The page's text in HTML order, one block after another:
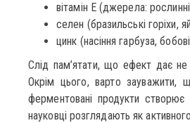
вітамін E (джерела: рослинні
селен (бразильські горіхи,
цинк (насіння гарбуза,
Слід пам’ятати, що ефект дає не
Окрім цього, варто зауважити,
ферментовані продукти створює
науковці розглядають як